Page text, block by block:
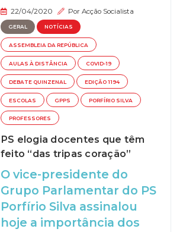
22/04/2020 PorAcção Socialista
GERAL NOTÍCIAS
ASSEMBLEIA DA REPÚBLICA
AULAS À DISTÂNCIA COVID-19
DEBATE QUINZENAL EDIÇÃO 1194
ESCOLAS GPPS PORFÍRIO SILVA
PROFESSORES
PS elogia docentes que têm
feito “das tripas coração”
O vice-presidente do
Grupo Parlamentar do PS
Porfírio Silva assinalou
hoje a importância dos